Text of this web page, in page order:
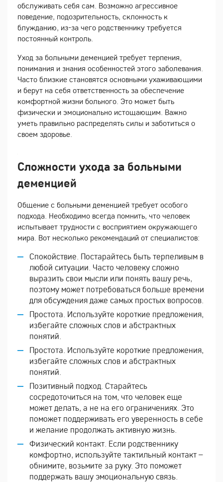
обслуживать себя сам. Возможно агрессивное
поведение, подозрительность, склонность к
блужданию, из-за чего родственнику требуется
постоянный контроль.
Уход за больными деменцией требует терпения,
понимания и знания особенностей этого заболевания.
Часто близкие становятся основными ухаживающими
и берут на себя ответственность за обеспечение
комфортной жизни больного. Это может быть
физически и эмоционально истощающим. Важно
уметь правильно распределять силы и заботиться о
своем здоровье.
Сложности ухода за больными
деменцией
Общение с больными деменцией требует особого
подхода. Необходимо всегда помнить, что человек
испытывает трудности с восприятием окружающего
мира. Вот несколько рекомендаций от специалистов:
Спокойствие. Постарайтесь быть терпеливым в
любой ситуации. Часто человеку сложно
выразить свои мысли или понять вашу речь,
поэтому может потребоваться больше времени
для обсуждения даже самых простых вопросов.
Простота. Используйте короткие предложения,
избегайте сложных слов и абстрактных
понятий.
Простота. Используйте короткие предложения,
избегайте сложных слов и абстрактных
понятий.
Позитивный подход. Старайтесь
сосредоточиться на том, что человек еще
может делать, а не на его ограничениях. Это
поможет поддерживать его уверенность в себе
и желание продолжать активную жизнь.
Физический контакт. Если родственнику
комфортно, используйте тактильный контакт –
обнимите, возьмите за руку. Это поможет
поддержать вашу эмоциональную связь.